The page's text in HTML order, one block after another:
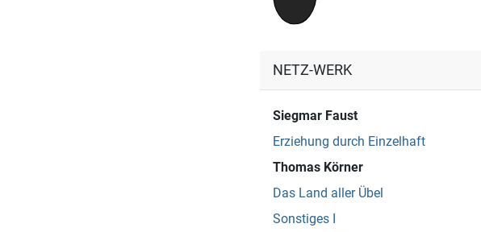
NETZ-WERK
Siegmar Faust
Erziehung durch Einzelhaft
Thomas Körner
Das Land aller Übel
Sonstiges I